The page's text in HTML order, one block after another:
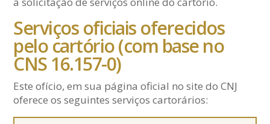
Serviços oficiais oferecidos
pelo cartório (com base no
CNS 16.157-0)
Este ofício, em sua página oficial no site do CNJ
oferece os seguintes serviços cartorários: